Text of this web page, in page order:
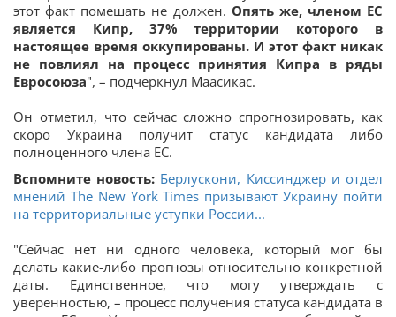
этот факт помешать не должен. Опять же, членом ЕС
является Кипр, 37% территории которого в
настоящее время оккупированы. И этот факт никак
не повлиял на процесс принятия Кипра в ряды
Евросоюза", – подчеркнул Маасикас.
Он отметил, что сейчас сложно спрогнозировать, как
скоро Украина получит статус кандидата либо
полноценного члена ЕС.
Вспомните новость: Берлускони, Киссинджер и отдел
мнений The New York Times призывают Украину пойти
на территориальные уступки России...
"Сейчас нет ни одного человека, который мог бы
делать какие-либо прогнозы относительно конкретной
даты. Единственное, что могу утверждать с
уверенностью, – процесс получения статуса кандидата в